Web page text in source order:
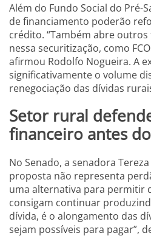
Além do Fundo Social do Pré-
de financiamento poderão
crédito. “Também abre
nessa securitização, como
afirmou Rodolfo Nogueira. A
significativamente o volume
renegociação das dívidas
Setor rural
financeiro antes
No Senado, a senadora
proposta não representa
uma alternativa para permitir
consigam continuar
dívida, é o alongamento das
sejam possíveis para pagar”,